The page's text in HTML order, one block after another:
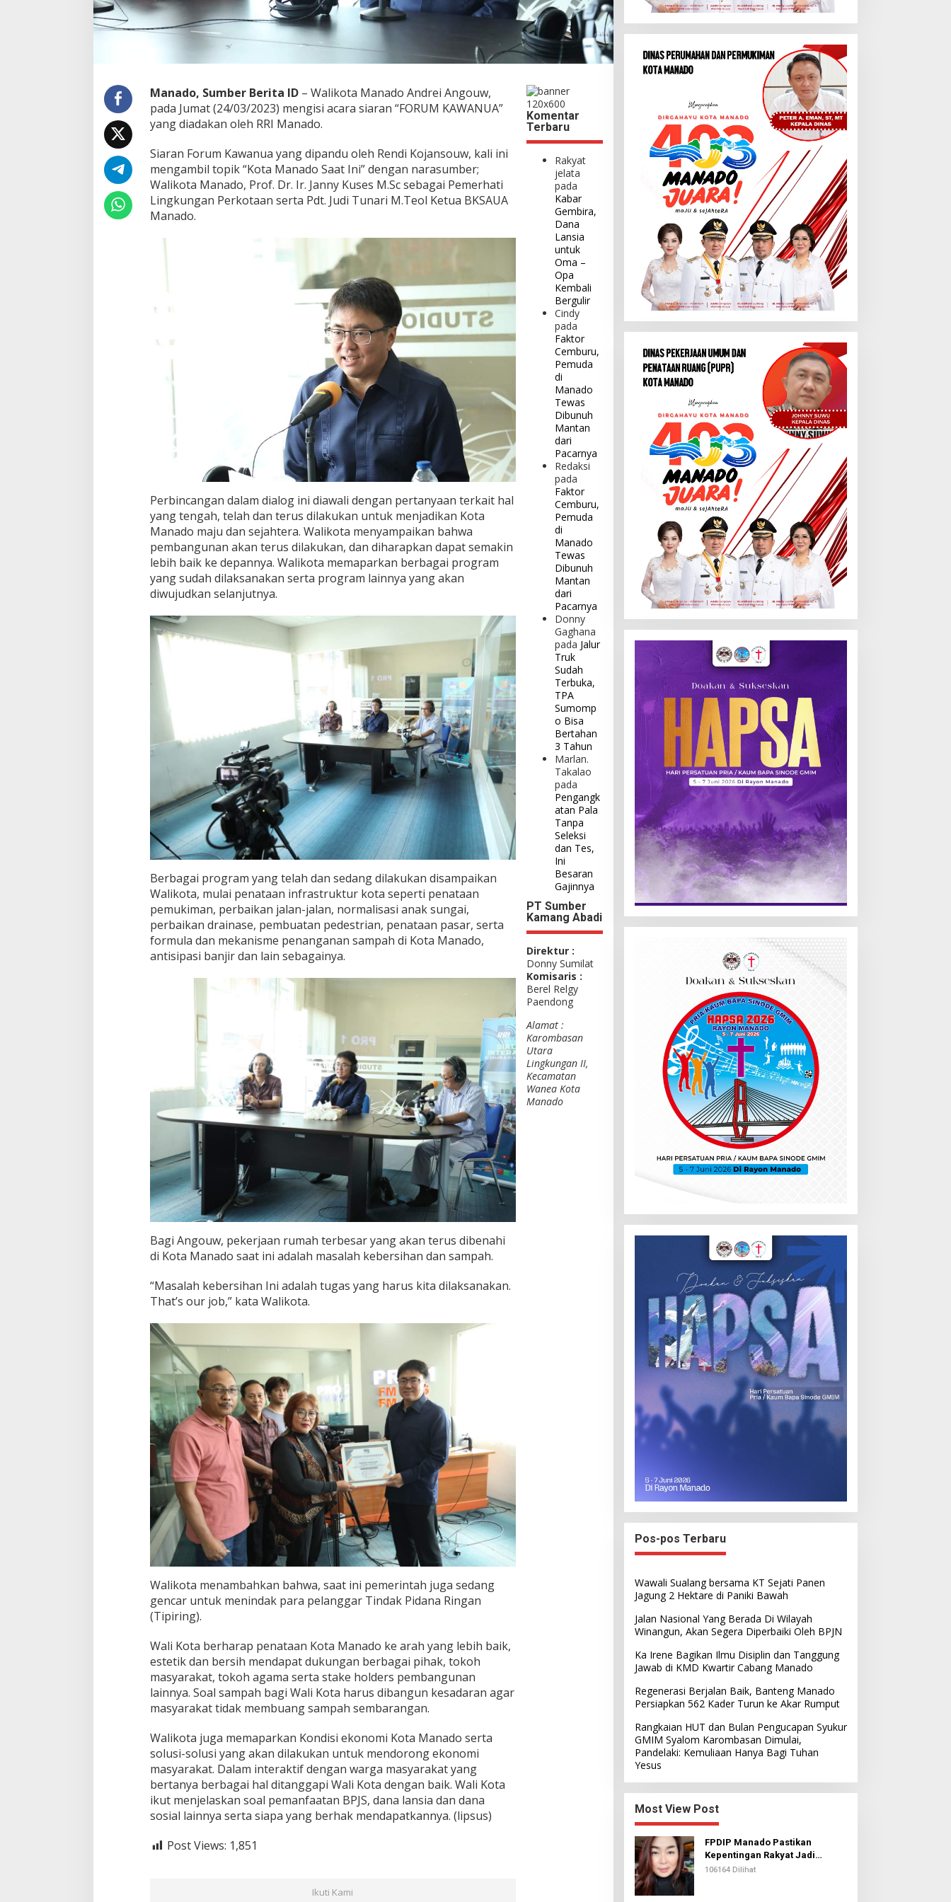
e
n
n
e
n
a
a
n
K
o
t
Manado, Sumber Berita ID– Walikota Manado Andrei Angouw,
pada Jumat (24/03/2023) mengisi acara siaran “FORUM KAWANUA”
yang diadakan oleh RRI Manado.
Siaran Forum Kawanua yang dipandu oleh Rendi Kojansouw, kali ini
mengambil topik “Kota Manado Saat Ini” dengan narasumber;
Walikota Manado, Prof. Dr. Ir. Janny Kuses M.Sc sebagai Pemerhati
Lingkungan Perkotaan serta Pdt. Judi Tunari M.Teol Ketua BKSAUA
Manado.
Perbincangan dalam dialog ini diawali dengan pertanyaan terkait hal
yang tengah, telah dan terus dilakukan untuk menjadikan Kota
Manado maju dan sejahtera. Walikota menyampaikan bahwa
pembangunan akan terus dilakukan, dan diharapkan dapat semakin
lebih baik ke depannya. Walikota memaparkan berbagai program
yang sudah dilaksanakan serta program lainnya yang akan
diwujudkan selanjutnya.
Berbagai program yang telah dan sedang dilakukan disampaikan
Walikota, mulai penataan infrastruktur kota seperti penataan
pemukiman, perbaikan jalan-jalan, normalisasi anak sungai,
perbaikan drainase, pembuatan pedestrian, penataan pasar, serta
formula dan mekanisme penanganan sampah di Kota Manado,
antisipasi banjir dan lain sebagainya.
Bagi Angouw, pekerjaan rumah terbesar yang akan terus dibenahi
di Kota Manado saat ini adalah masalah kebersihan dan sampah.
“Masalah kebersihan Ini adalah tugas yang harus kita dilaksanakan.
That’s our job,” kata Walikota.
Walikota menambahkan bahwa, saat ini pemerintah juga sedang
gencar untuk menindak para pelanggar Tindak Pidana Ringan
(Tipiring).
Wali Kota berharap penataan Kota Manado ke arah yang lebih baik,
estetik dan bersih mendapat dukungan berbagai pihak, tokoh
masyarakat, tokoh agama serta stake holders pembangunan
lainnya. Soal sampah bagi Wali Kota harus dibangun kesadaran agar
masyarakat tidak membuang sampah sembarangan.
Walikota juga memaparkan Kondisi ekonomi Kota Manado serta
solusi-solusi yang akan dilakukan untuk mendorong ekonomi
masyarakat. Dalam interaktif dengan warga masyarakat yang
bertanya berbagai hal ditanggapi Wali Kota dengan baik. Wali Kota
ikut menjelaskan soal pemanfaatan BPJS, dana lansia dan dana
sosial lainnya serta siapa yang berhak mendapatkannya. (lipsus)
Post Views: 1,851
Ikuti Kami
Komentar
Terbaru
Rakyat
jelata
pada
Kabar
Gembira,
Dana
Lansia
untuk
Oma –
Opa
Kembali
Bergulir
Cindy
pada
Faktor
Cemburu,
Pemuda
di
Manado
Tewas
Dibunuh
Mantan
dari
Pacarnya
Redaksi
pada
Faktor
Cemburu,
Pemuda
di
Manado
Tewas
Dibunuh
Mantan
dari
Pacarnya
Donny
Gaghana
pada Jalur
Truk
Sudah
Terbuka,
TPA
Sumomp
o Bisa
Bertahan
3 Tahun
Marlan.
Takalao
pada
Pengangk
atan Pala
Tanpa
Seleksi
dan Tes,
Ini
Besaran
Gajinnya
PT Sumber
Kamang Abadi
Direktur :
Donny Sumilat
Komisaris :
Berel Relgy
Paendong
Alamat :
Karombasan
Utara
Lingkungan II,
Kecamatan
Wanea Kota
Manado
Pos-pos Terbaru
Wawali Sualang bersama KT Sejati Panen
Jagung 2 Hektare di Paniki Bawah
Jalan Nasional Yang Berada Di Wilayah
Winangun, Akan Segera Diperbaiki Oleh BPJN
Ka Irene Bagikan Ilmu Disiplin dan Tanggung
Jawab di KMD Kwartir Cabang Manado
Regenerasi Berjalan Baik, Banteng Manado
Persiapkan 562 Kader Turun ke Akar Rumput
Rangkaian HUT dan Bulan Pengucapan Syukur
GMIM Syalom Karombasan Dimulai,
Pandelaki: Kemuliaan Hanya Bagi Tuhan
Yesus
Most View Post
FPDIP Manado Pastikan
Kepentingan Rakyat Jadi
Prioritas Dalam Perjuangan
106164 Dilihat